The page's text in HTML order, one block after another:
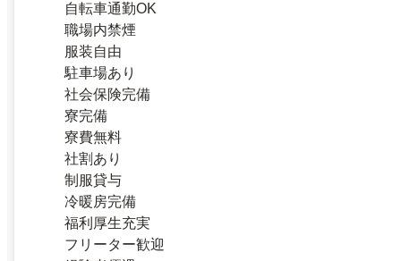
自転車通勤OK
職場内禁煙
服装自由
駐車場あり
社会保険完備
寮完備
寮費無料
社割あり
制服貸与
冷暖房完備
福利厚生充実
フリーター歓迎